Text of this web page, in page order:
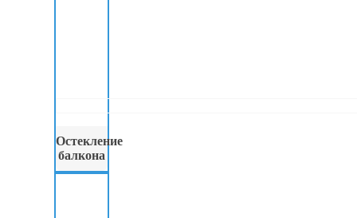
Остекление
балкона